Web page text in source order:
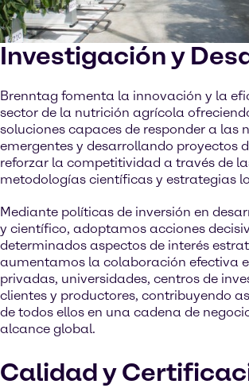
Investigación y
Brenntag fomenta la innovación y la
sector de la nutrición agrícola
soluciones capaces de responder a las
emergentes y desarrollando proyectos
reforzar la competitividad a través de
metodologías científicas y estrategias
Mediante políticas de inversión en
y científico, adoptamos acciones
determinados aspectos de interés
aumentamos la colaboración efectiva
privadas, universidades, centros de
clientes y productores, contribuyendo
de todos ellos en una cadena de
alcance global.
Calidad y